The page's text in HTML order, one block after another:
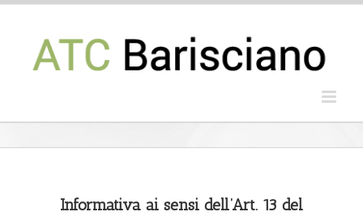
contenuto
Informativa ai sensi dell’Art. 13 del